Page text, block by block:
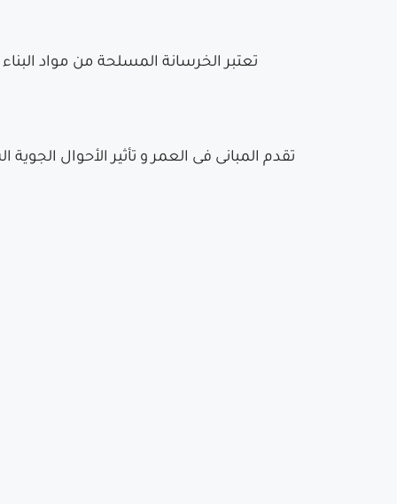
تعتبر الخرسانة المسلحة من مواد
تقدم المبانى فى العمر و تأثير الأحوال